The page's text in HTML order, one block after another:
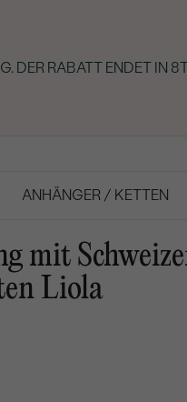
DER RABATT ENDET IN
ANHÄNGER / KETTEN
mit
Liola